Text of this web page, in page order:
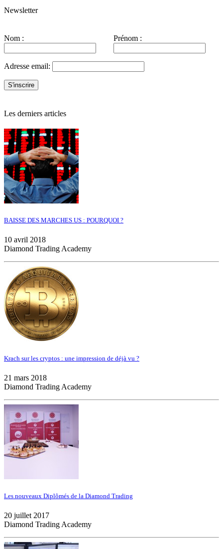
Newsletter
Nom : Prénom :
Adresse email:
Les derniers articles
BAISSE DES MARCHES US : POURQUOI ?
10 avril 2018
Diamond Trading Academy
Krach sur les cryptos : une impression de déjà vu ?
21 mars 2018
Diamond Trading Academy
Les nouveaux Diplômés de la Diamond Trading
20 juillet 2017
Diamond Trading Academy